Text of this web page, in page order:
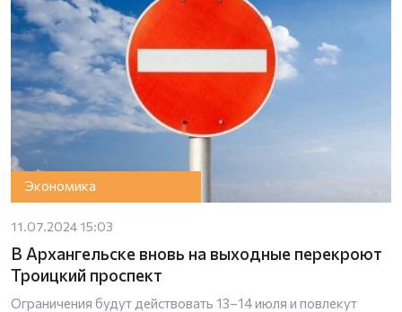
Экономика
11.07.2024 15:03
В Архангельске вновь на выходные перекроют
Троицкий проспект
Ограничения будут действовать 13–14 июля и повлекут